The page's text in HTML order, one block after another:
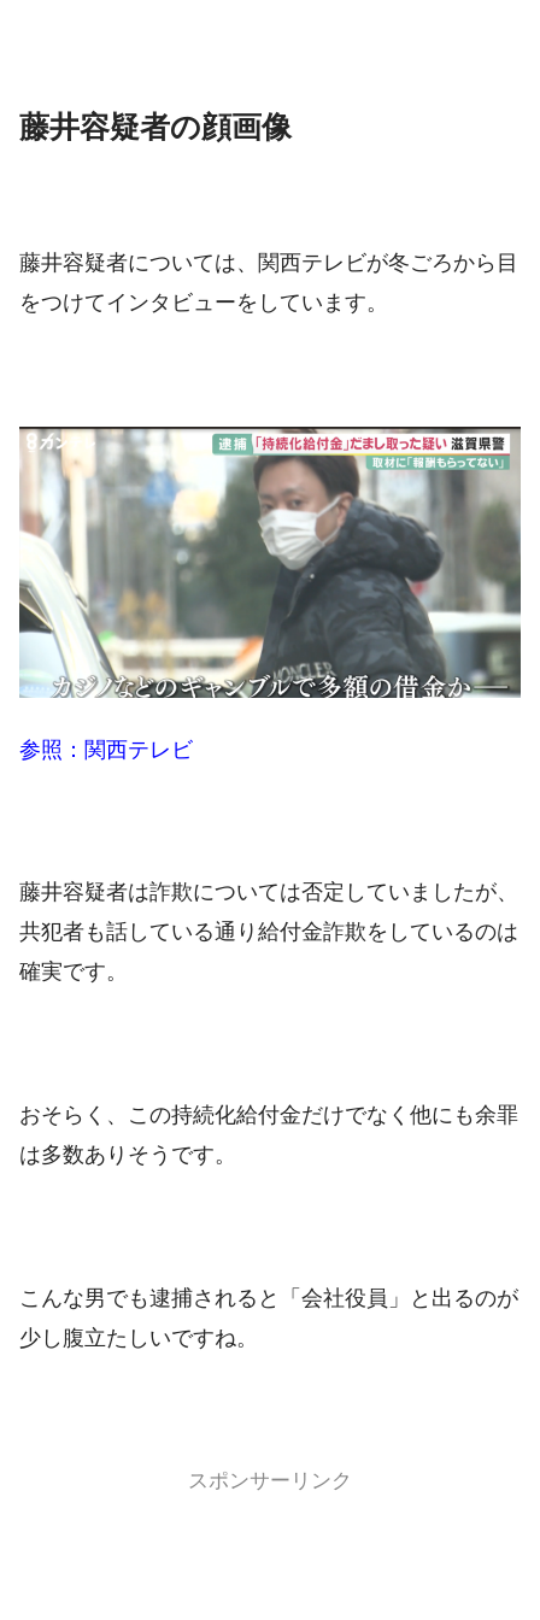
藤井容疑者の顔画像
藤井容疑者については、関西テレビが冬ごろから目
をつけてインタビューをしています。
参照：関西テレビ
藤井容疑者は詐欺については否定していましたが、
共犯者も話している通り給付金詐欺をしているのは
確実です。
おそらく、この持続化給付金だけでなく他にも余罪
は多数ありそうです。
こんな男でも逮捕されると「会社役員」と出るのが
少し腹立たしいですね。
スポンサーリンク